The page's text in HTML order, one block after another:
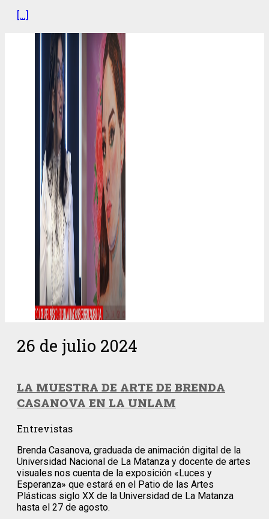
[…]
26 de julio 2024
LA MUESTRA DE ARTE DE BRENDA
CASANOVA EN LA UNLAM
Entrevistas
Brenda Casanova, graduada de animación digital de la
Universidad Nacional de La Matanza y docente de artes
visuales nos cuenta de la exposición «Luces y
Esperanza» que estará en el Patio de las Artes
Plásticas siglo XX de la Universidad de La Matanza
hasta el 27 de agosto.